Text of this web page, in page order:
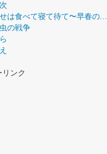
は食べて寝て待て〜早春の...
の戦争
ンク